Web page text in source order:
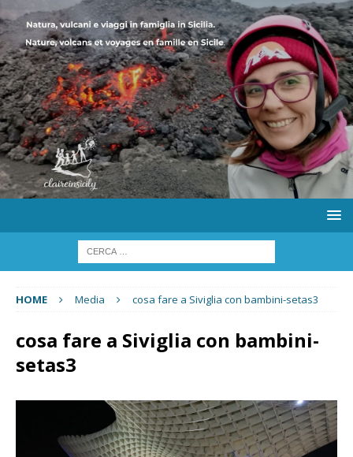
HOME Media cosa fare a Siviglia con bambini-setas3
cosa fare a Siviglia con bambini-
setas3